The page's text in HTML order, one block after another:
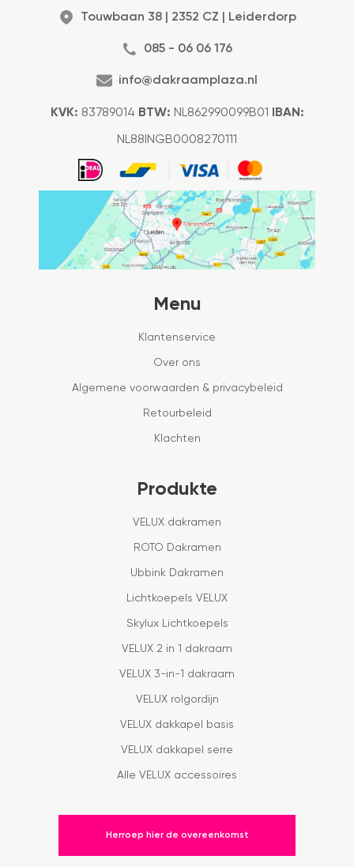
Touwbaan 38 | 2352 CZ | Leiderdorp
085 - 06 06 176
info@dakraamplaza.nl
KVK: 83789014 BTW: NL862990099B01 IBAN:
NL88INGB0008270111
Menu
Klantenservice
Over ons
Algemene voorwaarden & privacybeleid
Retourbeleid
Klachten
Produkte
VELUX dakramen
ROTO Dakramen
Ubbink Dakramen
Lichtkoepels VELUX
Skylux Lichtkoepels
VELUX 2 in 1 dakraam
VELUX 3-in-1 dakraam
VELUX rolgordijn
VELUX dakkapel basis
VELUX dakkapel serre
Alle VELUX accessoires
Herroep hier de overeenkomst